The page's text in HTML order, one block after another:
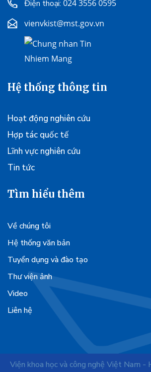
Điện thoại: 024 3556 0595
vienvkist@mst.gov.vn
Hệ thống thông tin
Hoạt động nghiên cứu
Hợp tác quốc tế
Lĩnh vực nghiên cứu
Tin tức
Tìm hiểu thêm
Về chúng tôi
Hệ thống văn bản
Tuyển dụng và đào tạo
Thư viện ảnh
Video
Liên hệ
Viện khoa học và công nghệ Việt Nam -